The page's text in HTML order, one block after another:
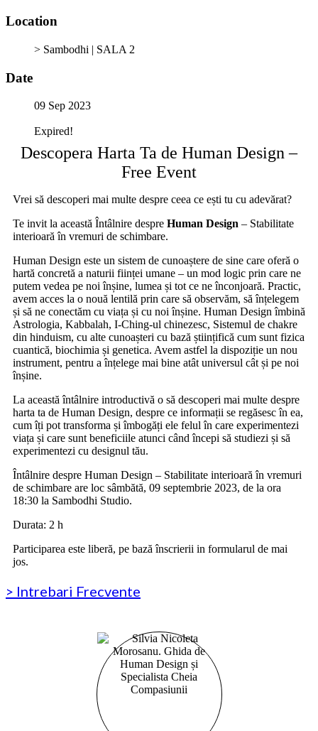
Location
> Sambodhi | SALA 2
Date
09 Sep 2023
Expired!
Descopera Harta Ta de Human Design –
Free Event
Vrei să descoperi mai multe despre ceea ce ești tu cu adevărat?
Te invit la această Întâlnire despre Human Design – Stabilitate
interioară în vremuri de schimbare.
Human Design este un sistem de cunoaștere de sine care oferă o
hartă concretă a naturii ființei umane – un mod logic prin care ne
putem vedea pe noi înșine, lumea și tot ce ne înconjoară. Practic,
avem acces la o nouă lentilă prin care să observăm, să înțelegem
și să ne conectăm cu viața și cu noi înșine. Human Design îmbină
Astrologia, Kabbalah, I-Ching-ul chinezesc, Sistemul de chakre
din hinduism, cu alte cunoașteri cu bază științifică cum sunt fizica
cuantică, biochimia și genetica. Avem astfel la dispoziție un nou
instrument, pentru a înțelege mai bine atât universul cât și pe noi
înșine.
La această întâlnire introductivă o să descoperi mai multe despre
harta ta de Human Design, despre ce informații se regăsesc în ea,
cum îți pot transforma și îmbogăți ele felul în care experimentezi
viața și care sunt beneficiile atunci când începi să studiezi și să
experimentezi cu designul tău.
Întâlnire despre Human Design – Stabilitate interioară în vremuri
de schimbare are loc sâmbătă, 09 septembrie 2023, de la ora
18:30 la Sambodhi Studio.
Durata: 2 h
Participarea este liberă, pe bază înscrierii in formularul de mai
jos.
> Intrebari Frecvente